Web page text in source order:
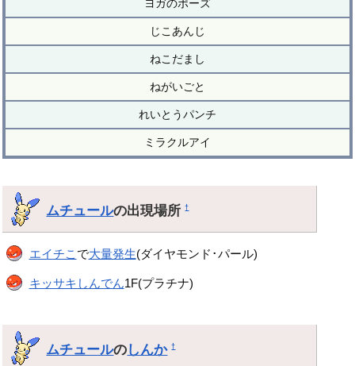
ヨガのポーズ
じこあんじ
ねこだまし
ねがいごと
れいとうパンチ
ミラクルアイ
ムチュールの出現場所†
エイチこ で大量発生(ダイヤモンド･パール)
キッサキしんでん1F(プラチナ)
ムチュールのしんか †